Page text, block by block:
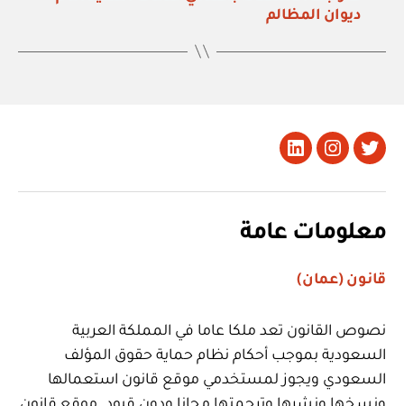
ديوان المظالم
تويتر Instagram
LinkedIn
معلومات عامة
قانون (عمان)
نصوص القانون تعد ملكا عاما في المملكة العربية
السعودية بموجب أحكام نظام حماية حقوق المؤلف
السعودي ويجوز لمستخدمي موقع قانون استعمالها